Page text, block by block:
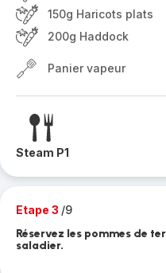
150g Haricots plats
200g Haddock
Panier vapeur
Steam P1
Etape 3 /9
Réservez les pommes de
saladier.